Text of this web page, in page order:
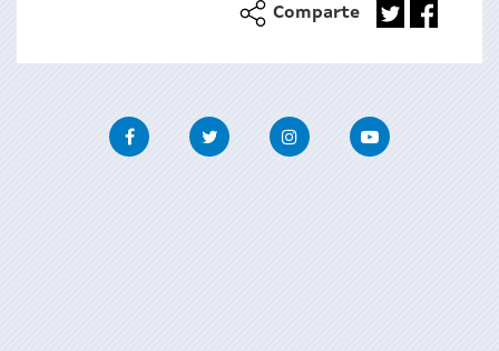
Comparte
FacebookTwitter InstagramYoutube